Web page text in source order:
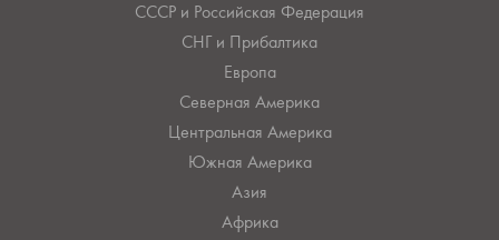
СССР и Российская Федерация
СНГ и Прибалтика
Европа
Северная Америка
Центральная Америка
Южная Америка
Азия
Африка